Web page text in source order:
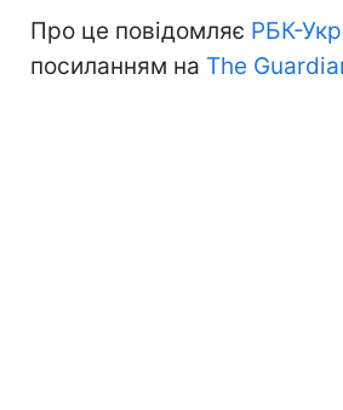
Про це повідомляє РБК-
посиланням на The